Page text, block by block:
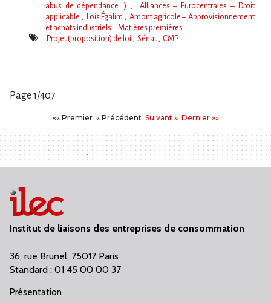
Thèmes(s)
abus de dépendance…)
Alliances – Eurocentrales – Droit
applicable
Lois Égalim
Amont agricole – Approvisionnement
et achats industriels – Matières premières
Mot(s)-
Projet (proposition) de loi Sénat CMP
Page 1/407
«« PremierPremier
« PrécédentPrécédent
Suivant
Suivant » Dernier
Dernier »»
Institut de liaisons des entreprises de consommation
36, rue Brunel, 75017 Paris
Standard : 01 45 00 00 37
Présentation